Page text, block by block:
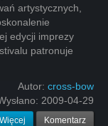
artystycznych,
edycji imprezy
patronuje
Autor: cross-bow
2009-04-29
Więcej Komentarz